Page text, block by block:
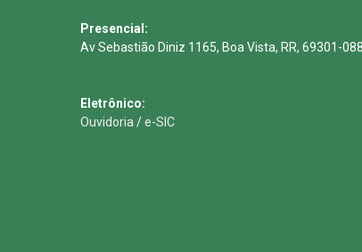
Presencial:
Av Sebastião Diniz 1165, Boa Vista, RR, 69301-088
Eletrônico:
Ouvidoria /e-SIC